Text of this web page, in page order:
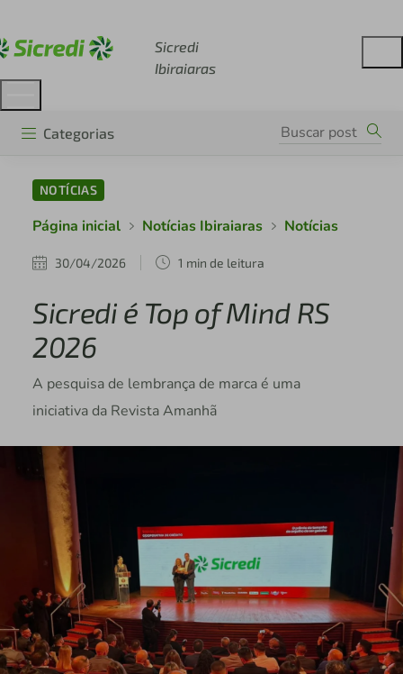
Sicredi
Ibiraiaras
Categorias
NOTÍCIAS
Página inicial Notícias Ibiraiaras Notícias
30/04/2026 1 min de leitura
Sicredi é Top of Mind RS
2026
A pesquisa de lembrança de marca é uma
iniciativa da Revista Amanhã